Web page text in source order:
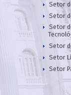
Setor
Setor
Setor
Setor
Setor
Setor